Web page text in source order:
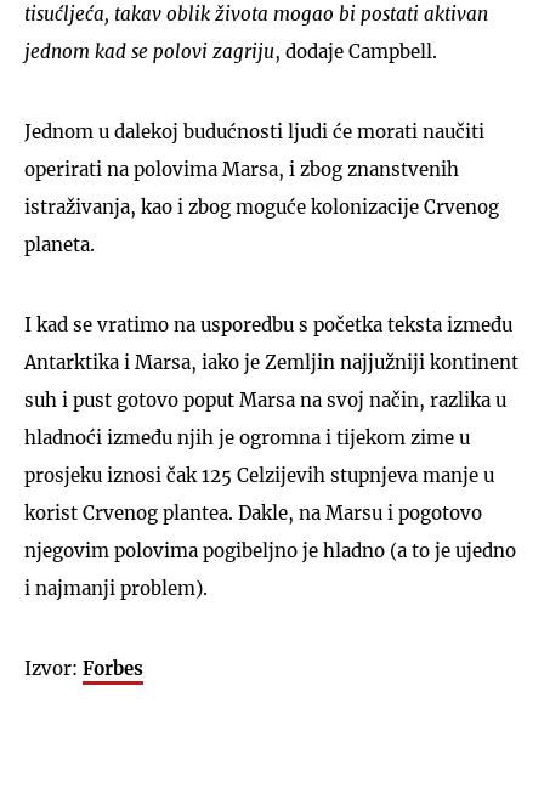
tisućljeća, takav oblik života mogao bi postati aktivan
jednom kad se polovi zagriju, dodaje Campbell.
Jednom u dalekoj budućnosti ljudi će morati naučiti
operirati na polovima Marsa, i zbog znanstvenih
istraživanja, kao i zbog moguće kolonizacije Crvenog
planeta.
I kad se vratimo na usporedbu s početka teksta između
Antarktika i Marsa, iako je Zemljin najjužniji kontinent
suh i pust gotovo poput Marsa na svoj način, razlika u
hladnoći između njih je ogromna i tijekom zime u
prosjeku iznosi čak 125 Celzijevih stupnjeva manje u
korist Crvenog plantea. Dakle, na Marsu i pogotovo
njegovim polovima pogibeljno je hladno (a to je ujedno
i najmanji problem).
Izvor: Forbes